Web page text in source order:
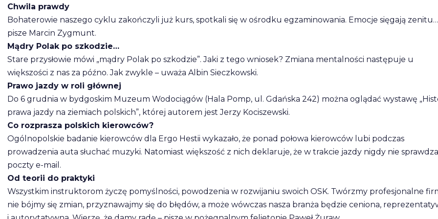
Chwila prawdy
Bohaterowie naszego cyklu zakończyli już kurs, spotkali się w ośrodku egzaminowania. Emocje sięgają
pisze Marcin Zygmunt.
Mądry Polak po szkodzie…
Stare przysłowie mówi „mądry Polak po szkodzie”. Jaki z tego wniosek? Zmiana mentalności następuje u
większości z nas za późno. Jak zwykle – uważa Albin Sieczkowski.
Prawo jazdy w roli głównej
Do 6 grudnia w bydgoskim Muzeum Wodociągów (Hala Pomp, ul. Gdańska 242) można oglądać wystawę
prawa jazdy na ziemiach polskich”, której autorem jest Jerzy Kociszewski.
Co rozprasza polskich kierowców?
Ogólnopolskie badanie kierowców dla Ergo Hestii wykazało, że ponad połowa kierowców lubi podczas
prowadzenia auta słuchać muzyki. Natomiast większość z nich deklaruje, że w trakcie jazdy nigdy nie sprawdza
poczty e-mail.
Od teorii do praktyki
Wszystkim instruktorom życzę pomyślności, powodzenia w rozwijaniu swoich OSK. Twórzmy profesjonalne
nie bójmy się zmian, przyznawajmy się do błędów, a może wówczas nasza branża będzie ceniona,